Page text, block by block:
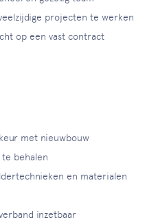
projecten te werken
op een vast contract
met nieuwbouw
behalen
en materialen
inzetbaar